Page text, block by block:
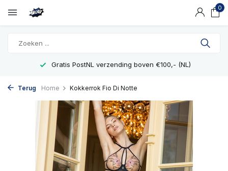
0
Gratis PostNL verzending boven €100,- (NL)
Terug Home Kokkerrok Fio Di Notte